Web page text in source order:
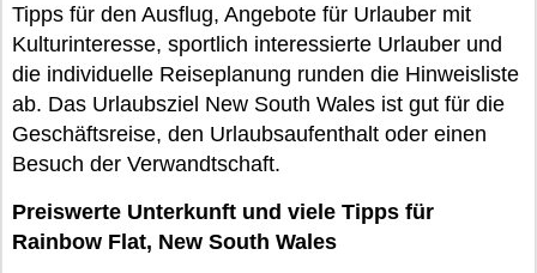
Tipps für den Ausflug, Angebote für Urlauber mit
Kulturinteresse, sportlich interessierte Urlauber und
die individuelle Reiseplanung runden die Hinweisliste
ab. Das Urlaubsziel New South Wales ist gut für die
Geschäftsreise, den Urlaubsaufenthalt oder einen
Besuch der Verwandtschaft.
Preiswerte Unterkunft und viele Tipps für
Rainbow Flat, New South Wales